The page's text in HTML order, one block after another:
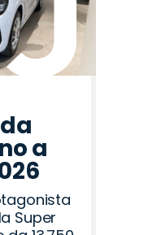
a
Super